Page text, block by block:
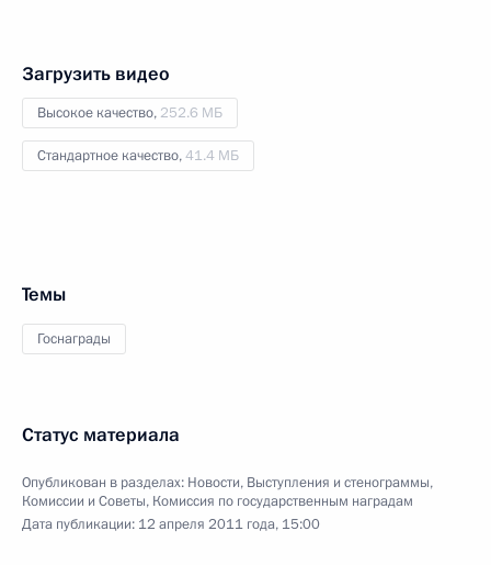
Загрузить видео
Высокое качество, 252.6 МБ
Стандартное качество,41.4 МБ
Темы
Госнаграды
Статус материала
Опубликован в разделах: Новости, Выступления и стенограммы,
Комиссии и Советы, Комиссия по государственным наградам
Дата публикации: 12 апреля 2011 года, 15:00